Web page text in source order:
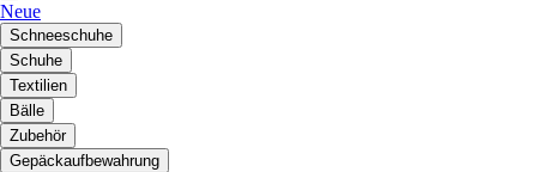
Neue
Schneeschuhe
Schuhe
Textilien
Bälle
Zubehör
Gepäckaufbewahrung